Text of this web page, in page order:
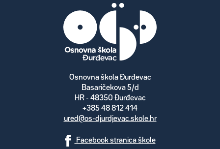
Osnovna škola Đurđevac
Basaričekova 5/d
HR - 48350 Đurđevac
+385 48 812 414
ured@os-djurdjevac.skole.hr
Facebook stranica škole